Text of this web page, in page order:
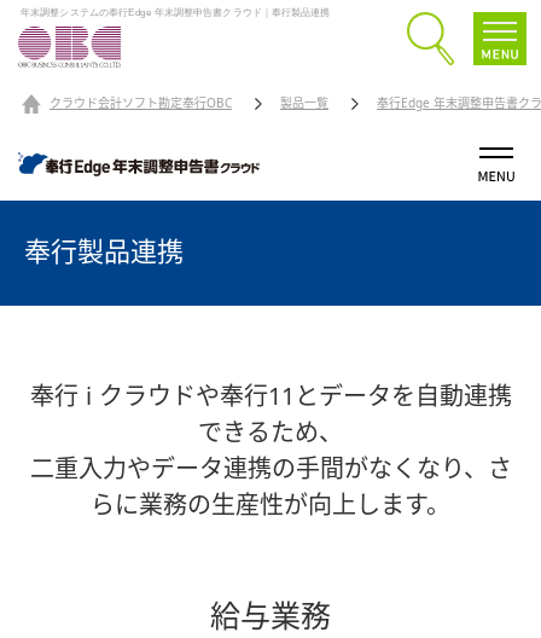
年末調整システムの奉行Edge 年末調整申告書クラウド｜奉行製品連携
クラウド会計ソフト勘定奉行OBC 製品一覧 奉行Edge 年末調整申告書ク
奉行製品連携
奉行 i クラウドや奉行11とデータを自動連携
できるため、
二重入力やデータ連携の手間がなくなり、さ
らに業務の生産性が向上します。
給与業務